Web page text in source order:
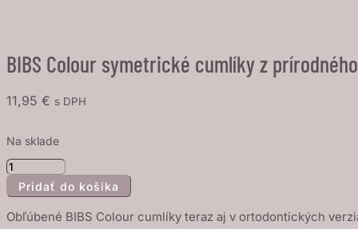
BIBS Colour symetrické cumlíky z
11,95 € s DPH
Na sklade
množstvo
BIBS
Colour
Pridať do košíka
Obľúbené BIBS Colour cumlíky teraz aj v ortodontických